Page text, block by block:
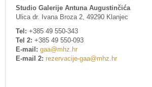
Studio Galerije Antuna Augustinčića
Ulica dr. Ivana Broza 2, 49290 Klanjec
Tel: +385 49 550-343
Tel 2: +385 49 550-093
E-mail: gaa@mhz.hr
E-mail 2: rezervacije-gaa@mhz.hr